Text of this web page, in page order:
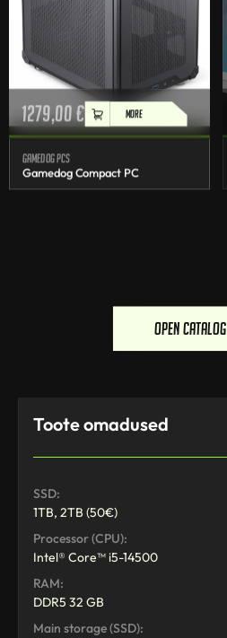
1279,00€ MORE
Gamedog PCs
Gamedog Compact PC
open catalog
Toote omadused
SSD:
1TB, 2TB (50€)
Processor (CPU):
Intel® Core™ i5-14500
RAM:
DDR5 32 GB
Main storage (SSD):